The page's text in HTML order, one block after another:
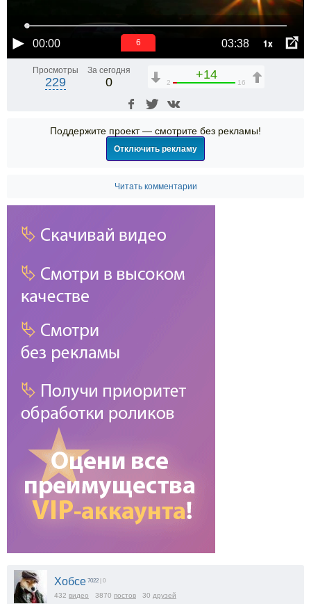
00:00 03:38 1x
6
Просмотры
229
За сегодня
0
+14
2 16
Поддержите проект — смотрите без рекламы!
Отключить рекламу
Читать комментарии
Хобсе 7022 | 0
432 видео 3870 постов 30 друзей